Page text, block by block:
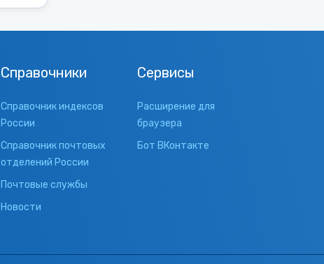
Справочники
Справочник индексов
России
Справочник почтовых
отделений России
Почтовые службы
Новости
Сервисы
Расширение для
браузера
Бот ВКонтакте